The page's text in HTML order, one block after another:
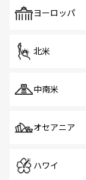
で、ホ
ヨーロッパ
北米
中南米
オセアニア
ハワイ